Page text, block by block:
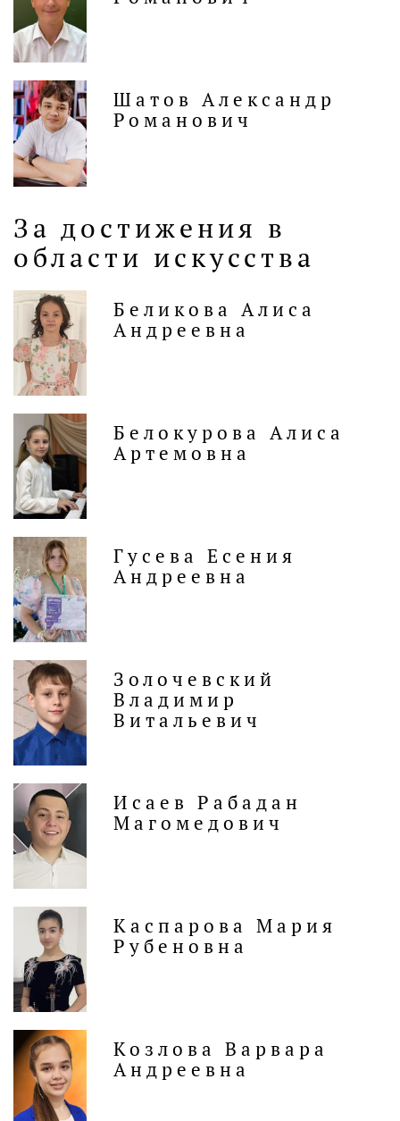
Шатов Александр
Романович
За достижения в
области искусства
Беликова Алиса
Андреевна
Белокурова Алиса
Артемовна
Гусева Есения
Андреевна
Золочевский
Владимир
Витальевич
Исаев Рабадан
Магомедович
Каспарова Мария
Рубеновна
Козлова Варвара
Андреевна